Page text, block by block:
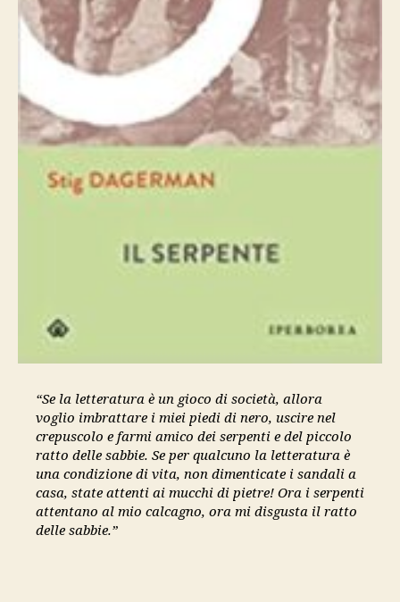
“Se la letteratura è un gioco di società, allora
voglio imbrattare i miei piedi di nero, uscire nel
crepuscolo e farmi amico dei serpenti e del piccolo
ratto delle sabbie. Se per qualcuno la letteratura è
una condizione di vita, non dimenticate i sandali a
casa, state attenti ai mucchi di pietre! Ora i serpenti
attentano al mio calcagno, ora mi disgusta il ratto
delle sabbie.”